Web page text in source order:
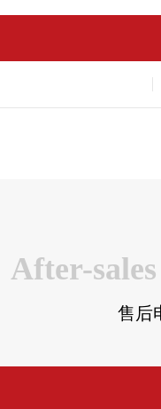
After-
售后